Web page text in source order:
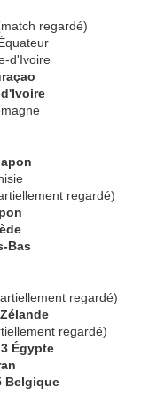
regardé)
d'Ivoire
regardé)
Bas
regardé)
regardé)
3 Égypte
Belgique